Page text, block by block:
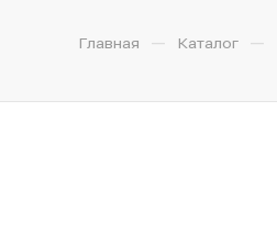
Главная — Каталог —